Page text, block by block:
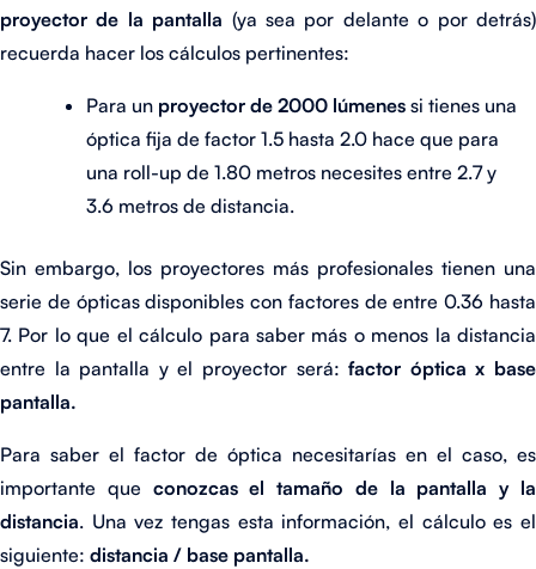
proyector de la pantalla (ya sea por delante o por detrás)
recuerda hacer los cálculos pertinentes:
Para un proyector de 2000 lúmenes si tienes una
óptica fija de factor 1.5 hasta 2.0 hace que para
una roll-up de 1.80 metros necesites entre 2.7 y
3.6 metros de distancia.
Sin embargo, los proyectores más profesionales tienen una
serie de ópticas disponibles con factores de entre 0.36 hasta
7. Por lo que el cálculo para saber más o menos la distancia
entre la pantalla y el proyector será: factor óptica x base
pantalla.
Para saber el factor de óptica necesitarías en el caso, es
importante que conozcas el tamaño de la pantalla y la
distancia. Una vez tengas esta información, el cálculo es el
siguiente: distancia / base pantalla.